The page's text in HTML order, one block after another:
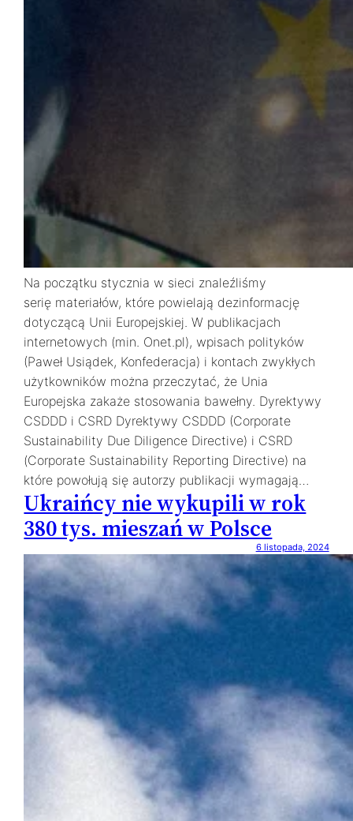
Na początku stycznia w sieci znaleźliśmy
serię materiałów, które powielają dezinformację
dotyczącą Unii Europejskiej. W publikacjach
internetowych (min. Onet.pl), wpisach polityków
(Paweł Usiądek, Konfederacja) i kontach zwykłych
użytkowników można przeczytać, że Unia
Europejska zakaże stosowania bawełny. Dyrektywy
CSDDD i CSRD Dyrektywy CSDDD (Corporate
Sustainability Due Diligence Directive) i CSRD
(Corporate Sustainability Reporting Directive) na
które powołują się autorzy publikacji wymagają…
Ukraińcy nie wykupili w rok
380 tys. mieszań w Polsce
6 listopada, 2024